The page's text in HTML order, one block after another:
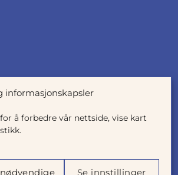
informasjonskapsler
å forbedre vår nettside, vise kart
Se innstillinger